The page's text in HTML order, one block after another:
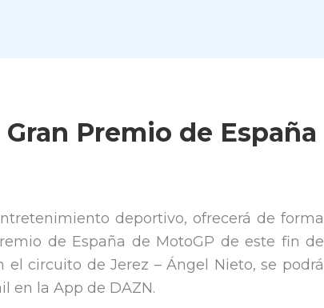
Premio de España
deportivo, ofrecerá de forma
de España de MotoGP de este fin de
circuito de Jerez – Ángel Nieto, se podrá
en la App de DAZN.